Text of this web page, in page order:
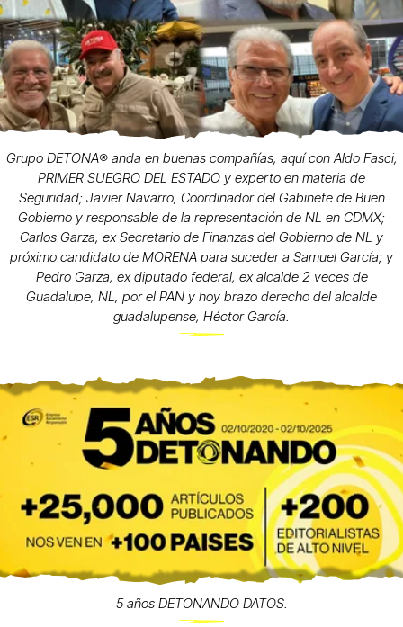
Grupo DETONA®️ anda en buenas compañías, aquí con Aldo Fasci,
PRIMER SUEGRO DEL ESTADO y experto en materia de
Seguridad; Javier Navarro, Coordinador del Gabinete de Buen
Gobierno y responsable de la representación de NL en CDMX;
Carlos Garza, ex Secretario de Finanzas del Gobierno de NL y
próximo candidato de MORENA para suceder a Samuel García; y
Pedro Garza, ex diputado federal, ex alcalde 2 veces de
Guadalupe, NL, por el PAN y hoy brazo derecho del alcalde
guadalupense, Héctor García.
5 años DETONANDO DATOS.